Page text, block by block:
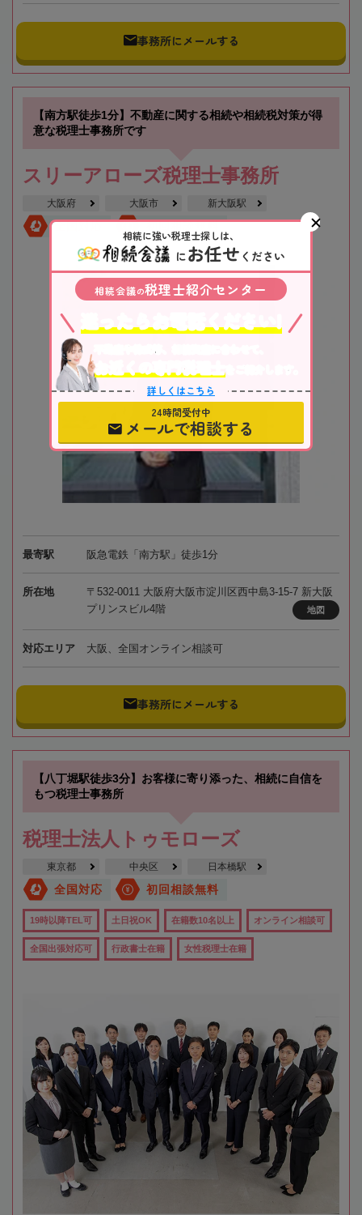
事務所にメールする
【南方駅徒歩1分】不動産に関する相続や相続税対策が得
意な税理士事務所です
スリーアローズ税理士事務所
大阪府 大阪市 新大阪駅
全国対応 初回相談無料
最寄駅 阪急電鉄「南方駅」徒歩1分
所在地
〒532-0011 大阪府大阪市淀川区西中島3-15-7 新大阪
プリンスビル4階
地図
対応エリア 大阪、全国オンライン相談可
事務所にメールする
【八丁堀駅徒歩3分】お客様に寄り添った、相続に自信を
もつ税理士事務所
税理士法人トゥモローズ
東京都 中央区 日本橋駅
全国対応 初回相談無料
19時以降TEL可 土日祝OK 在籍数10名以上 オンライン相談可
全国出張対応可 行政書士在籍 女性税理士在籍
相続に強い税理士探しは、
にお任せ ください
相続会議の税理士紹介センター
不動産や株式等、相続資産に合わせて、
お近くの専門税理士
をご紹介します。
詳しくはこちら
24時間受付中
メールで相談する